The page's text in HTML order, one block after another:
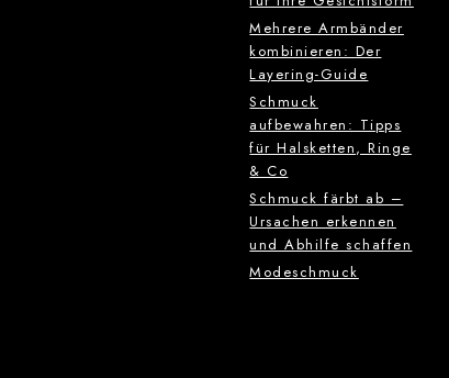
Mehrere Armbänder
kombinieren: Der
Layering-Guide
Schmuck
aufbewahren: Tipps
für Halsketten, Ringe
& Co
Schmuck färbt ab –
Ursachen erkennen
und Abhilfe schaffen
Modeschmuck